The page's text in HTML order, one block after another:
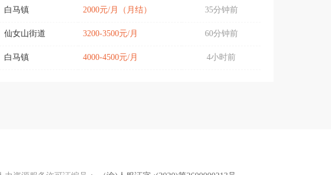
白马镇 2000元/月（月结） 35分钟前
仙女山街道 3200-3500元/月 60分钟前
白马镇 4000-4500元/月 4小时前